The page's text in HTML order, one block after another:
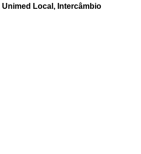
Unimed Local, Intercâmbio